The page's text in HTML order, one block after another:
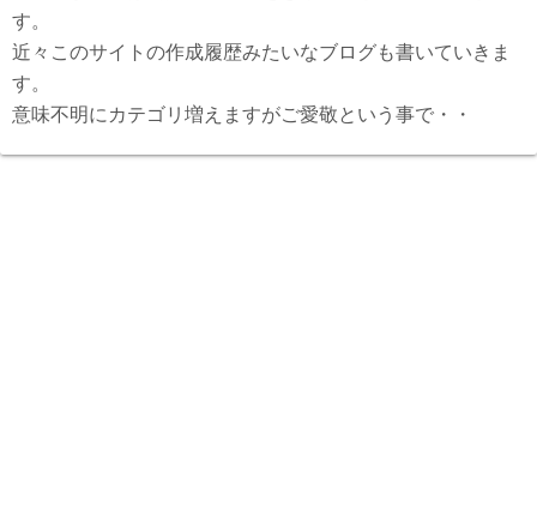
す。
近々このサイトの作成履歴みたいなブログも書いていきま
す。
意味不明にカテゴリ増えますがご愛敬という事で・・